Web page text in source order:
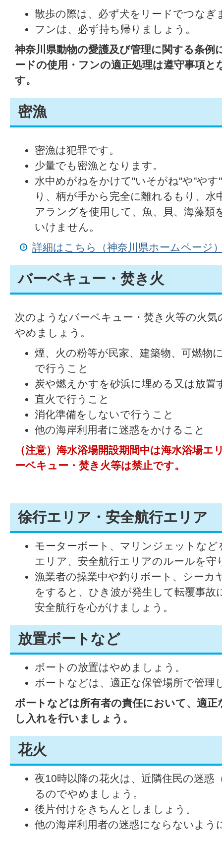
散歩の際は、必ず犬をリードでつなぎ
フンは、必ず持ち帰りましょう。
神奈川県動物の愛護及び管理に関する条例
ードの使用・フンの適正処理は遵守事項と
す。
密漁
密漁は犯罪です。
少量でも密漁となります。
水中めがねをかけて"いそがね"や"やす
り、柄が手から完全に離れるもり、水
アラングを使用して、魚、貝、海藻類
いけません。
詳細はこちら（神奈川県ホームページ
バーベキュー・焚き火
次のようなバーベキュー・焚き火等の火気
やめましょう。
煙、火の粉等が民家、建築物、可燃物
で行うこと
炭や燃えかすを砂浜に埋める又は放置
直火で行うこと
消化準備をしないで行うこと
他の海岸利用者に迷惑をかけること
（注意）海水浴場開設期間中は海水浴場エ
ーベキュー・焚き火等は禁止です。
徐行エリア・安全航行エリア
モーターボート、マリンジェットな
エリア、安全航行エリアのルールを守
漁業者の操業中や釣りボート、シーカ
をすると、ひき波が発生して転覆事
安全航行を心がけましょう。
放置ボートなど
ボートの放置はやめましょう。
ボートなどは、適正な保管場所で管理
ボートなどは所有者の責任において、適正
し入れを行いましょう。
花火
夜10時以降の花火は、近隣住民の迷惑
るのでやめましょう。
後片付けをきちんとしましょう。
他の海岸利用者の迷惑にならないよう